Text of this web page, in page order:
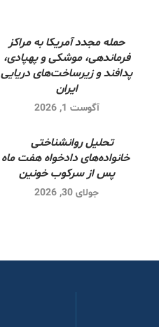
حمله مجدد آمریکا به مراکز
فرماندهی، موشکی و پهپادی،
پدافند و زیرساخت‌های دریایی
ایران
آگوست 1, 2026
تحلیل روانشناختی
خانواده‌های دادخواه هفت ماه
پس از سرکوب خونین
جولای 30, 2026